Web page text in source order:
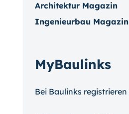
Architektur Magazin
Ingenieurbau Magazin
MyBaulinks
Bei Baulinks registrieren